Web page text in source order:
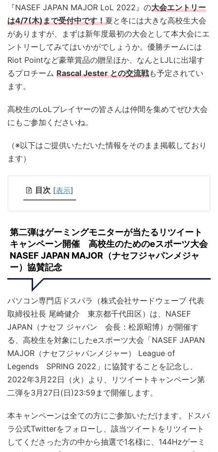
『NASEF JAPAN MAJOR LoL 2022』の大会エントリー
は4/7(木)まで受付中です！夏と冬には大きな高校生大会
がありますが、まずは新年度最初の大会として本大会にエ
ントリーしてみてはいかがでしょうか。優勝チームには
Riot Pointなど豪華賞品の贈呈ほか、なんとLJLに出場す
るプロチーム Rascal Jester との交流戦も予定されてい
ます。
高校生のLoLプレイヤーの皆さんは仲間を集めてぜひ大会
にもご参加くださいね。
（※以下はご提供いただいた情報をそのまま掲載しており
ます）
目次 [表示]
第二弾はゲーミングモニターが当たるリツイート
キャンペーン開催 高校生のためのeスポーツ大会
NASEF JAPAN MAJOR（ナセフジャパンメジャ
ー）協賛記念
パソコン専門店ドスパラ（株式会社サードウェーブ 代表
取締役社長 尾崎健介 東京都千代田区）は、NASEF
JAPAN（ナセフ ジャパン 会長：松原昭博）が開催す
る、高校生を対象にしたeスポーツ大会「NASEF JAPAN
MAJOR（ナセフジャパンメジャー） League of
Legends SPRING 2022」に協賛することを記念し、
2022年3月22日（火）より、リツイートキャンペーン第
二弾を3月27日(日)23:59まで開催します。
本キャンペーンは全ての方にご参加いただけます。ドスパ
ラ公式Twitterをフォローし、該当ツイートをリツイート
してくださった方の中から抽選で1名様に、144Hzゲーミ